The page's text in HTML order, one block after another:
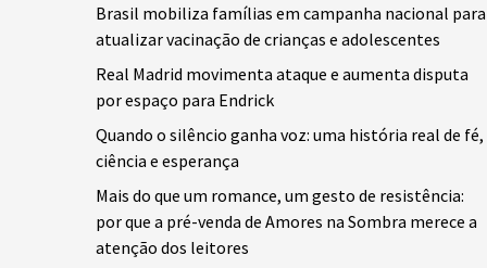
Brasil mobiliza famílias em campanha nacional para
atualizar vacinação de crianças e adolescentes
Real Madrid movimenta ataque e aumenta disputa
por espaço para Endrick
Quando o silêncio ganha voz: uma história real de fé,
ciência e esperança
Mais do que um romance, um gesto de resistência:
por que a pré-venda de Amores na Sombra merece a
atenção dos leitores